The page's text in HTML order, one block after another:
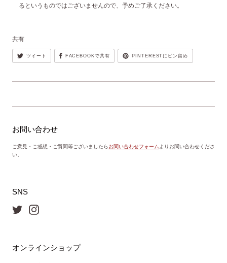
るというものではございませんので、予めご了承ください。
共有
ツイート FACEBOOKで共有 PINTERESTにピン留め
お問い合わせ
ご意見・ご感想・ご質問等ございましたらお問い合わせフォーム よりお問い合わせくださ
い。
SNS
オンラインショップ